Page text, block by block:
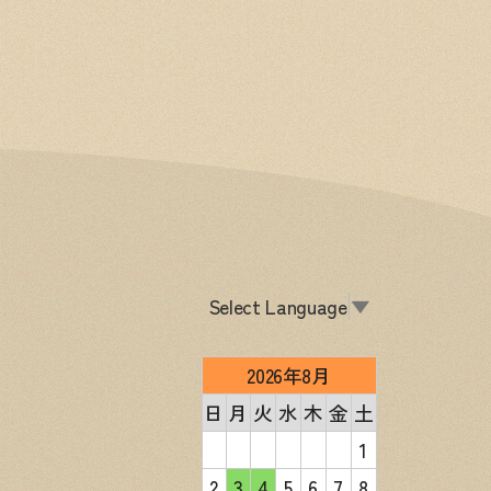
Select Language▼
2026年8月
日 月 火 水 木 金 土
1